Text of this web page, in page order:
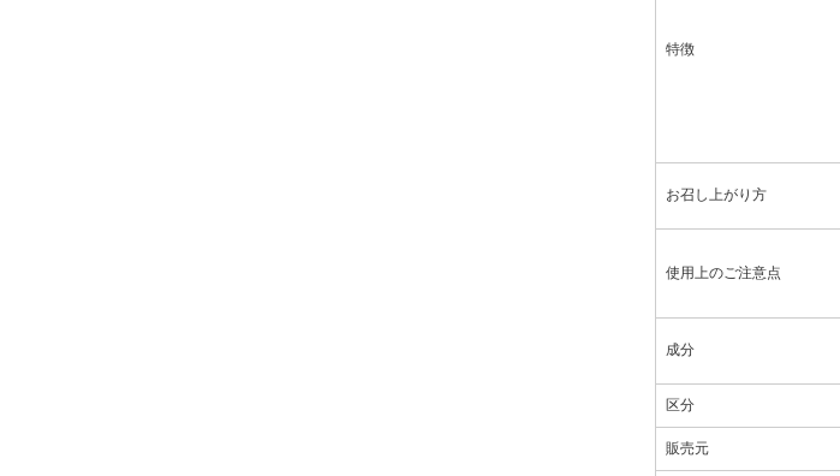
特徴
お召し上がり方
使用上のご注意点
成分
区分
販売元